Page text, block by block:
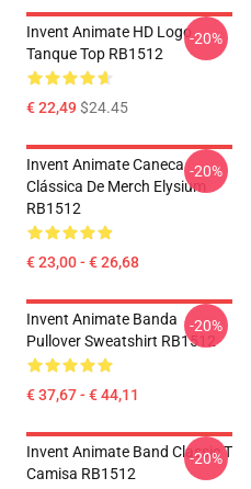
Invent Animate HD Logo
Tanque Top RB1512
€ 22,49$24.45
-20%
Invent Animate Caneca
Clássica De Merch Elysium
RB1512
€ 23,00 - € 26,68
-20%
Invent Animate Banda
Pullover Sweatshirt RB1512
€ 37,67 - € 44,11
-20%
Invent Animate Band Classic T
Camisa RB1512
-20%